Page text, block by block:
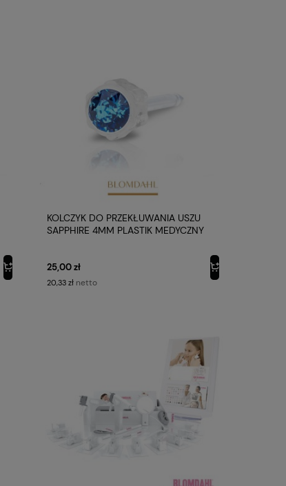
KOLCZYK DO PRZEKŁUWANIA USZU
SAPPHIRE 4MM PLASTIK MEDYCZNY
25,00 zł
20,33 zł netto